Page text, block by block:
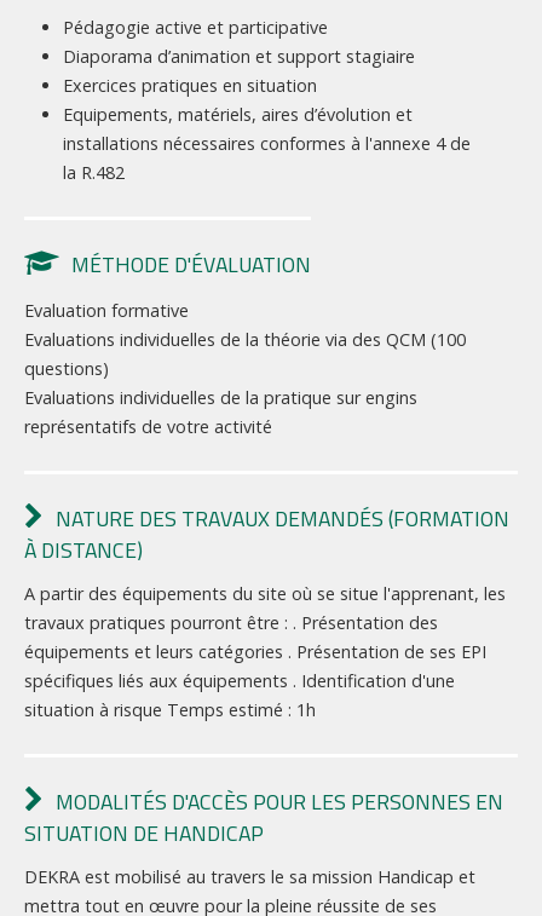
Pédagogie active et participative
Diaporama d’animation et support stagiaire
Exercices pratiques en situation
Equipements, matériels, aires d’évolution et
installations nécessaires conformes à l'annexe 4 de
la R.482
MÉTHODE D'ÉVALUATION
Evaluation formative
Evaluations individuelles de la théorie via des QCM (100
questions)
Evaluations individuelles de la pratique sur engins
représentatifs de votre activité
NATURE DES TRAVAUX DEMANDÉS (FORMATION
À DISTANCE)
A partir des équipements du site où se situe l'apprenant, les
travaux pratiques pourront être : . Présentation des
équipements et leurs catégories . Présentation de ses EPI
spécifiques liés aux équipements . Identification d'une
situation à risque Temps estimé : 1h
MODALITÉS D'ACCÈS POUR LES PERSONNES EN
SITUATION DE HANDICAP
DEKRA est mobilisé au travers le sa mission Handicap et
mettra tout en œuvre pour la pleine réussite de ses